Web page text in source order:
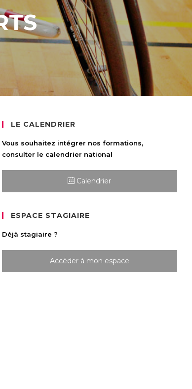
LE CALENDRIER
Vous souhaitez intégrer nos formations,
consulter le calendrier national
Calendrier
ESPACE STAGIAIRE
Déjà stagiaire ?
Accéder à mon espace